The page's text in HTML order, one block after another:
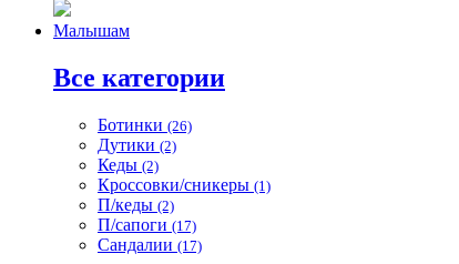
Малышам
Все категории
Ботинки (26)
Дутики (2)
Кеды (2)
Кроссовки/сникеры (1)
П/кеды (2)
П/сапоги (17)
Сандалии (17)